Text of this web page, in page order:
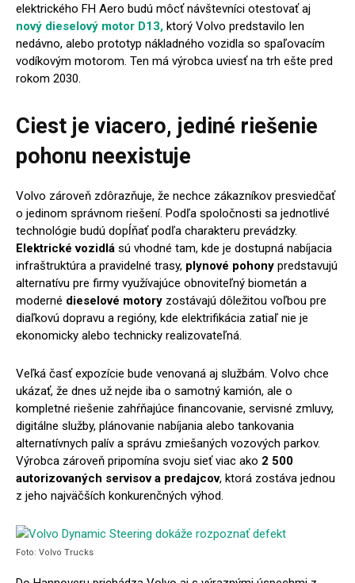
elektrického FH Aero budú môcť návštevníci otestovať aj
nový dieselový motor D13, ktorý Volvo predstavilo len
nedávno, alebo prototyp nákladného vozidla so spaľovacím
vodíkovým motorom. Ten má výrobca uviesť na trh ešte pred
rokom 2030.
Ciest je viacero, jediné riešenie
pohonu neexistuje
Volvo zároveň zdôrazňuje, že nechce zákazníkov presviedčať
o jedinom správnom riešení. Podľa spoločnosti sa jednotlivé
technológie budú dopĺňať podľa charakteru prevádzky.
Elektrické vozidlá sú vhodné tam, kde je dostupná nabíjacia
infraštruktúra a pravidelné trasy, plynové pohony predstavujú
alternatívu pre firmy využívajúce obnoviteľný biometán a
moderné dieselové motory zostávajú dôležitou voľbou pre
diaľkovú dopravu a regióny, kde elektrifikácia zatiaľ nie je
ekonomicky alebo technicky realizovateľná.
Veľká časť expozície bude venovaná aj službám. Volvo chce
ukázať, že dnes už nejde iba o samotný kamión, ale o
kompletné riešenie zahŕňajúce financovanie, servisné zmluvy,
digitálne služby, plánovanie nabíjania alebo tankovania
alternatívnych palív a správu zmiešaných vozových parkov.
Výrobca zároveň pripomína svoju sieť viac ako 2 500
autorizovaných servisov a predajcov, ktorá zostáva jednou
z jeho najväčších konkurenčných výhod.
Foto: Volvo Trucks